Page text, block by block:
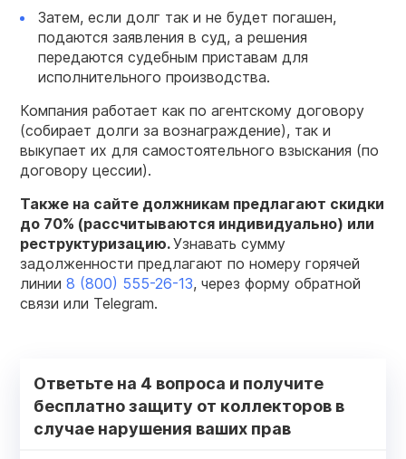
Затем, если долг так и не будет погашен,
подаются заявления в суд, а решения
передаются судебным приставам для
исполнительного производства.
Компания работает как по агентскому договору
(собирает долги за вознаграждение), так и
выкупает их для самостоятельного взыскания (по
договору цессии).
Также на сайте должникам предлагают скидки
до 70% (рассчитываются индивидуально) или
реструктуризацию.Узнавать сумму
задолженности предлагают по номеру горячей
линии 8 (800) 555-26-13, через форму обратной
связи или Telegram.
Ответьте на 4 вопроса и получите
бесплатно защиту от коллекторов в
случае нарушения ваших прав